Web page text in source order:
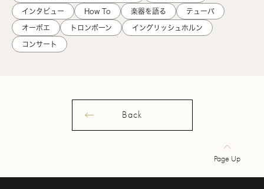
インタビュー How To 楽器を語る テューバ
オーボエ トロンボーン イングリッシュホルン
コンサート
Back
Page Up